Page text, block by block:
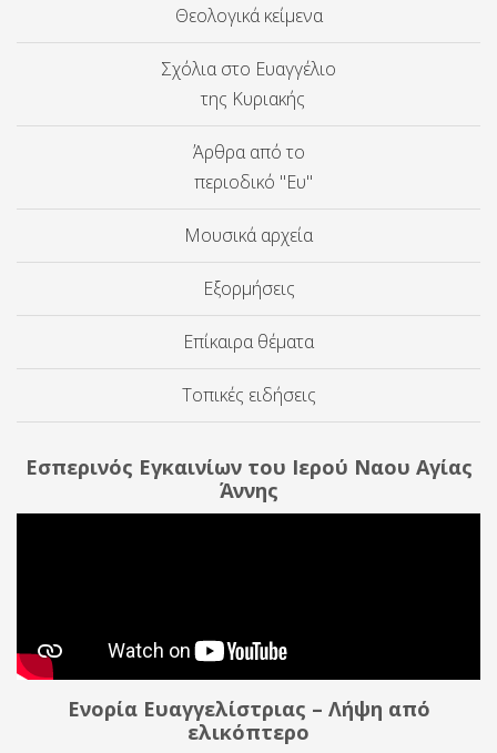
Θεολογικά κείμενα
Σχόλια στο Ευαγγέλιο
της Κυριακής
Άρθρα από το
περιοδικό "Ευ"
Μουσικά αρχεία
Εξορμήσεις
Επίκαιρα θέματα
Τοπικές ειδήσεις
Εσπερινός Εγκαινίων του Ιερού Ναου Αγίας
Άννης
Ενορία Ευαγγελίστριας – Λήψη από
ελικόπτερο